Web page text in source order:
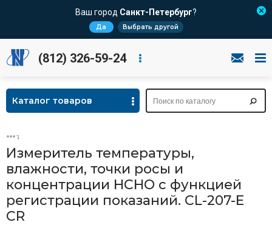
Ваш город Санкт-Петербург?
Да Выбрать другой
(812) 326-59-24
Каталог товаров
Измеритель температуры,
влажности, точки росы и
концентрации HCHO с функцией
регистрации показаний. CL-207-E
CR